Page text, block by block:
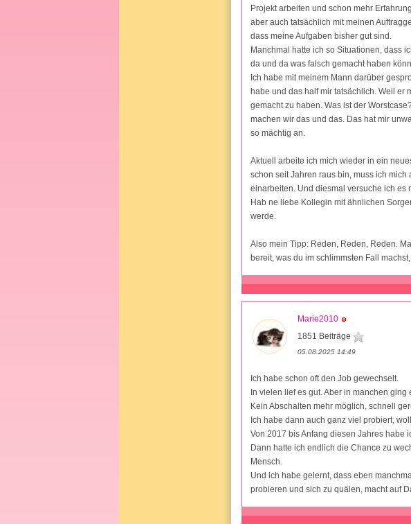
Projekt arbeiten und schon mehr
aber auch tatsächlich mit meinen
dass meine Aufgaben bisher gut sind.
Manchmal hatte ich so Situationen, dass
da und da was falsch gemacht haben
Ich habe mit meinem Mann darüber
habe und das half mir tatsächlich. Weil er
gemacht zu haben. Was ist der
machen wir das und das. Das hat mir
so mächtig an.
Aktuell arbeite ich mich wieder in ein
schon seit Jahren raus bin, muss ich
einarbeiten. Und diesmal versuche ich es
Hab ne liebe Kollegin mit ähnlichen
werde.
Also mein Tipp: Reden, Reden, Reden.
bereit, was du im schlimmsten Fall
Marie2010
1851 Beiträge
05.08.2025 14:49
Ich habe schon oft den Job gewechselt.
In vielen lief es gut. Aber in manchen ging
Kein Abschalten mehr möglich, schnell
Ich habe dann auch ganz viel probiert,
Von 2017 bis Anfang diesen Jahres habe
Dann hatte ich endlich die Chance zu
Mensch.
Und ich habe gelernt, dass eben
probieren und sich zu quälen, macht auf